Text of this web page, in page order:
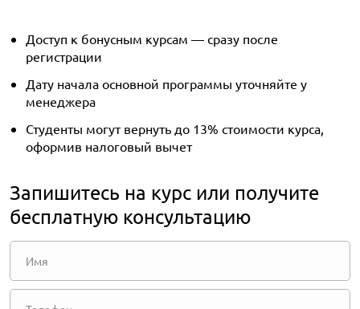
Доступ к бонусным курсам — сразу после
регистрации
Дату начала основной программы уточняйте у
менеджера
Студенты могут вернуть до 13% стоимости курса,
оформив налоговый вычет
Запишитесь на курс или получите
бесплатную консультацию